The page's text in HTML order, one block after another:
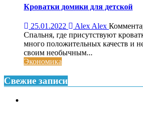
Кроватки домики для детской
25.01.2022 Alex Alex
Спальня, где присутствуют
много положительных качеств и
своим необычным...
Экономика
Свежие записи